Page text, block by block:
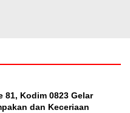
81, Kodim 0823 Gelar
dan Keceriaan